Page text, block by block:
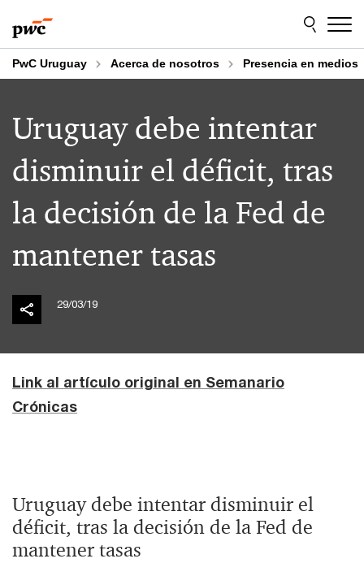
to
content
to
footer
PwC Uruguay Acerca de nosotros Presencia en medios
Uruguay debe intentar
disminuir el déficit, tras
la decisión de la Fed de
mantener tasas
29/03/19
Link al artículo original en Semanario
Crónicas
Uruguay debe intentar disminuir el
déficit, tras la decisión de la Fed de
mantener tasas